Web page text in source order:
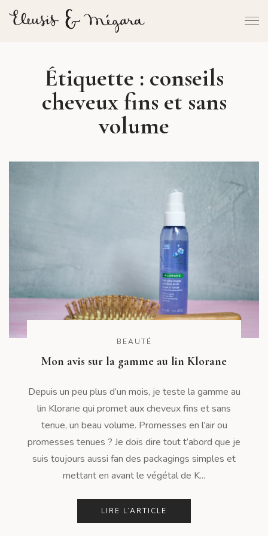
Étiquette : conseils
cheveux fins et sans
volume
BEAUTÉ
Mon avis sur la gamme au lin Klorane
Depuis un peu plus d’un mois, je teste la gamme au
lin Klorane qui promet aux cheveux fins et sans
tenue, un beau volume. Promesses en l’air ou
promesses tenues ? Je dois dire tout t’abord que je
suis toujours aussi fan des packagings simples et
mettant en avant le végétal de K...
LIRE L’ARTICLE